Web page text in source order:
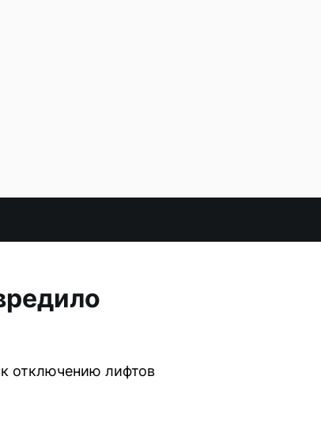
отключению лифтов